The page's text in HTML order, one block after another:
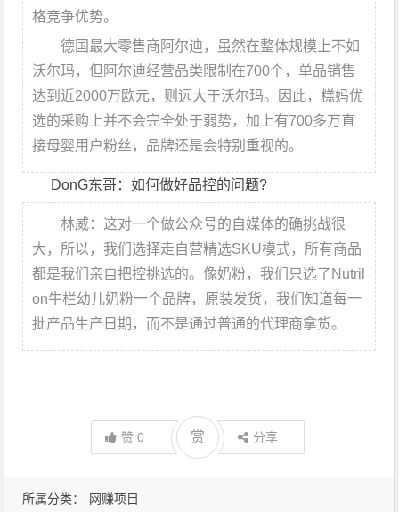
所属分类： 网赚项目
格竞争优势。
德国最大零售商阿尔迪，虽然在整体规模上不如
沃尔玛，但阿尔迪经营品类限制在700个，单品销售
达到近2000万欧元，则远大于沃尔玛。因此，糕妈优
选的采购上并不会完全处于弱势，加上有700多万直
接母婴用户粉丝，品牌还是会特别重视的。
DonG东哥：如何做好品控的问题?
林威：这对一个做公众号的自媒体的确挑战很
大，所以，我们选择走自营精选SKU模式，所有商品
都是我们亲自把控挑选的。像奶粉，我们只选了Nutril
on牛栏幼儿奶粉一个品牌，原装发货，我们知道每一
批产品生产日期，而不是通过普通的代理商拿货。
赞0 赏 分享